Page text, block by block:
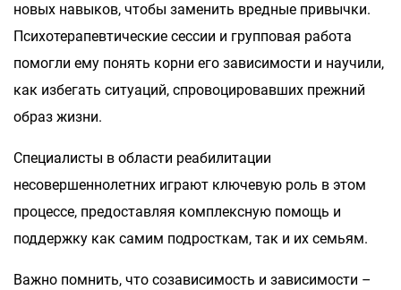
новых навыков, чтобы заменить вредные привычки.
Психотерапевтические сессии и групповая работа
помогли ему понять корни его зависимости и научили,
как избегать ситуаций, спровоцировавших прежний
образ жизни.
Специалисты в области реабилитации
несовершеннолетних играют ключевую роль в этом
процессе, предоставляя комплексную помощь и
поддержку как самим подросткам, так и их семьям.
Важно помнить, что созависимость и зависимости –